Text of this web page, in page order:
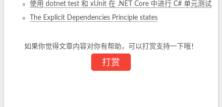
使用 dotnet test 和 xUnit 在 .NET Core 中进行 C# 单元测试
The Explicit Dependencies Principle states
如果你觉得文章内容对你有帮助，可以打赏支持一下哦！
打赏